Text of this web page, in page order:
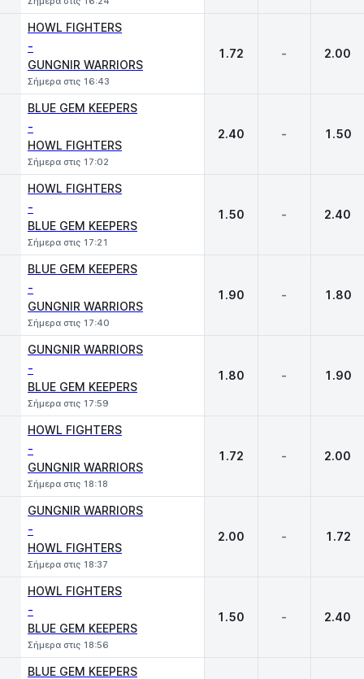
HOWL FIGHTERS
-
GUNGNIR WARRIORS
Σήμερα στις 16:43
1.72 - 2.00
BLUE GEM KEEPERS
-
HOWL FIGHTERS
Σήμερα στις 17:02
2.40 - 1.50
HOWL FIGHTERS
-
BLUE GEM KEEPERS
Σήμερα στις 17:21
1.50 - 2.40
BLUE GEM KEEPERS
-
GUNGNIR WARRIORS
Σήμερα στις 17:40
1.90 - 1.80
GUNGNIR WARRIORS
-
BLUE GEM KEEPERS
Σήμερα στις 17:59
1.80 - 1.90
HOWL FIGHTERS
-
GUNGNIR WARRIORS
Σήμερα στις 18:18
1.72 - 2.00
GUNGNIR WARRIORS
-
HOWL FIGHTERS
Σήμερα στις 18:37
2.00 - 1.72
HOWL FIGHTERS
-
BLUE GEM KEEPERS
Σήμερα στις 18:56
1.50 - 2.40
BLUE GEM KEEPERS